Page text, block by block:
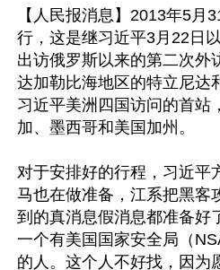
【人民报消息】2013年5月
行，这是继习近平3月22日
出访俄罗斯以来的第二次外
达加勒比海地区的特立尼达
习近平美洲四国访问的首站
加、墨西哥和美国加州。
对于安排好的行程，习近平
马也在做准备，江系把黑客
到的真消息假消息都准备好
一个有美国国家安全局（
的人。这个人不好找，因为